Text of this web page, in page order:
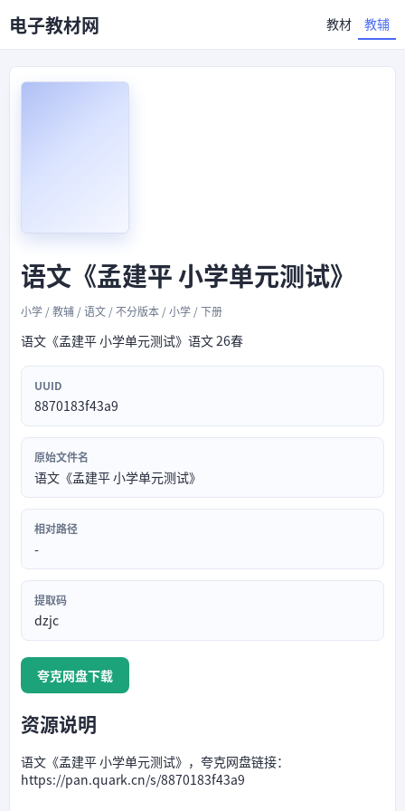
电子教材网 教材 教辅
语文《孟建平 小学单元测试》
小学 / 教辅 / 语文 / 不分版本 / 小学 / 下册
语文《孟建平 小学单元测试》语文 26春
UUID
8870183f43a9
原始文件名
语文《孟建平 小学单元测试》
相对路径
-
提取码
dzjc
夸克网盘下载
资源说明
语文《孟建平 小学单元测试》，夸克网盘链接：
https://pan.quark.cn/s/8870183f43a9